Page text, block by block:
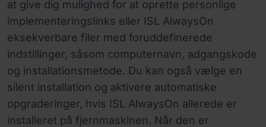
at give dig mulighed for at oprette personlige
implementeringslinks eller ISL AlwaysOn
eksekverbare filer med foruddefinerede
indstillinger, såsom computernavn, adgangskode
og installationsmetode. Du kan også vælge en
silent installation og aktivere automatiske
opgraderinger, hvis ISL AlwaysOn allerede er
installeret på fjernmaskinen. Når den er